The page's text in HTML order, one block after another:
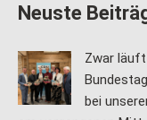
Neuste
Zwar läuft
bei